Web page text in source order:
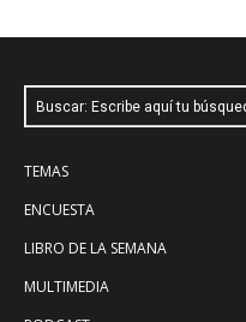
Buscar: Escribe aquí tu
TEMAS
ENCUESTA
LIBRO DE LA SEMANA
MULTIMEDIA